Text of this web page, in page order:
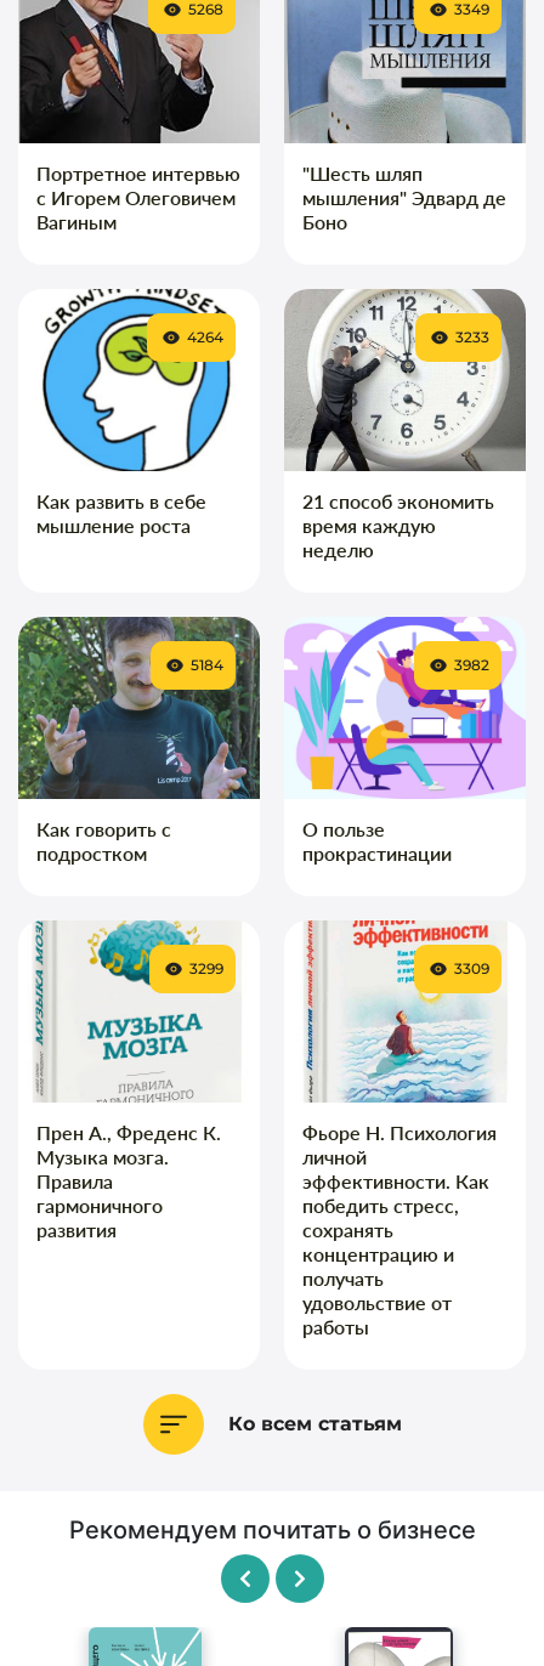
Портретное интервью
с Игорем Олеговичем
Вагиным
5268
"Шесть шляп
мышления" Эдвард де
Боно
3349
Как развить в себе
мышление роста
4264
21 способ экономить
время каждую
неделю
3233
Как говорить с
подростком
5184
О пользе
прокрастинации
3982
Прен А., Фреденс К.
Музыка мозга.
Правила
гармоничного
развития
3299
Фьоре Н. Психология
личной
эффективности. Как
победить стресс,
сохранять
концентрацию и
получать
удовольствие от
работы
3309
Ко всем статьям
Рекомендуем почитать о бизнесе